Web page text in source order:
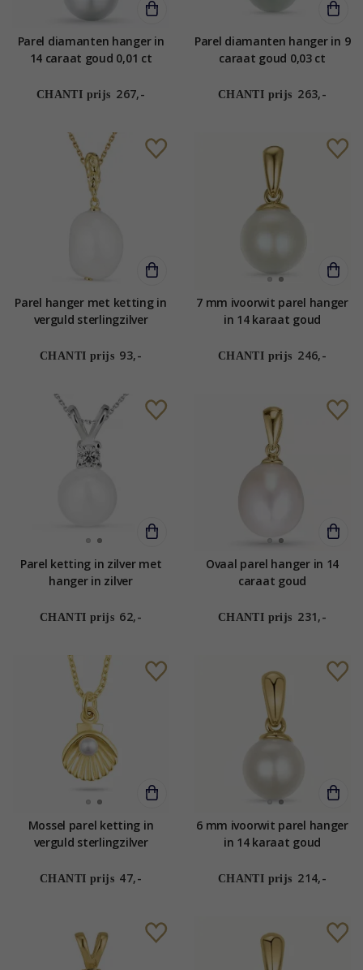
Parel diamanten hanger in
14 caraat goud 0,01 ct
CHANTI prijs 267,-
Parel diamanten hanger in 9
caraat goud 0,03 ct
CHANTI prijs 263,-
Parel hanger met ketting in
verguld sterlingzilver
CHANTI prijs 93,-
7 mm ivoorwit parel hanger
in 14 karaat goud
CHANTI prijs 246,-
Parel ketting in zilver met
hanger in zilver
CHANTI prijs 62,-
Ovaal parel hanger in 14
caraat goud
CHANTI prijs 231,-
Mossel parel ketting in
verguld sterlingzilver
CHANTI prijs 47,-
6 mm ivoorwit parel hanger
in 14 karaat goud
CHANTI prijs 214,-